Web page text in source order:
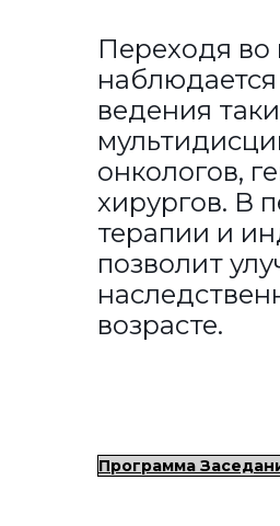
Переходя во
ведения
онкологов,
хирургов. В
терапии и
позволит
возрасте.
Программа